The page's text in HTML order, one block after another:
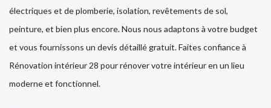
électriques et de plomberie, isolation, revêtements de sol,
peinture, et bien plus encore. Nous nous adaptons à votre budget
et vous fournissons un devis détaillé gratuit. Faites confiance à
Rénovation intérieur 28 pour rénover votre intérieur en un lieu
moderne et fonctionnel.